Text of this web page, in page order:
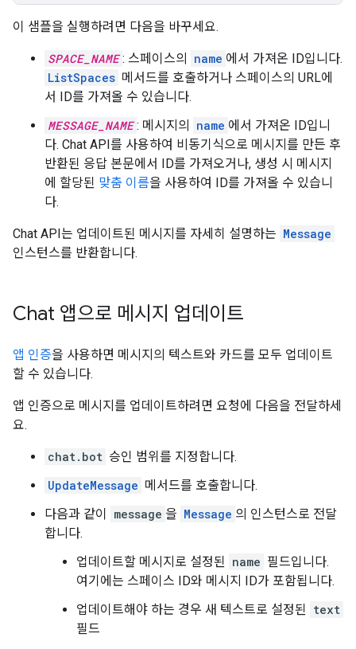
이 샘플을 실행하려면 다음을 바꾸세요.
SPACE_NAME : 스페이스의 name 에서 가져온 ID입니다.
ListSpaces 메서드를 호출하거나 스페이스의 URL에
서 ID를 가져올 수 있습니다.
MESSAGE_NAME : 메시지의 name 에서 가져온 ID입니
다. Chat API를 사용하여 비동기식으로 메시지를 만든 후
반환된 응답 본문에서 ID를 가져오거나, 생성 시 메시지
에 할당된 맞춤 이름을 사용하여 ID를 가져올 수 있습니
다.
Chat API는 업데이트된 메시지를 자세히 설명하는 Message
인스턴스를 반환합니다.
Chat 앱으로 메시지 업데이트
앱 인증을 사용하면 메시지의 텍스트와 카드를 모두 업데이트
할 수 있습니다.
앱 인증으로 메시지를 업데이트하려면 요청에 다음을 전달하세
요.
chat.bot 승인 범위를 지정합니다.
UpdateMessage 메서드를 호출합니다.
다음과 같이
message 을 Message 의 인스턴스로 전달
합니다.
업데이트할 메시지로 설정된 name 필드입니다.
여기에는 스페이스 ID와 메시지 ID가 포함됩니다.
업데이트해야 하는 경우 새 텍스트로 설정된 text
필드